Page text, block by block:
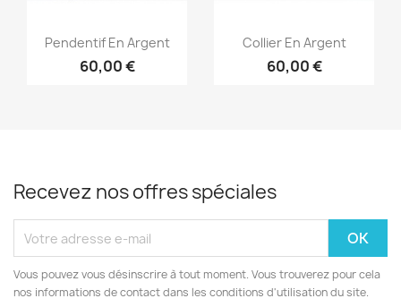
Aperçu rapide
Pendentif En Argent
60,00 €
Aperçu rapide
Collier En Argent
60,00 €
Recevez nos offres spéciales
Vous pouvez vous désinscrire à tout moment. Vous trouverez pour cela
nos informations de contact dans les conditions d'utilisation du site.